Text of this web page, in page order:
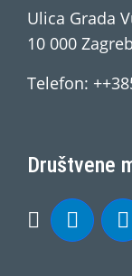
Ulica Grada
10 000 Zagreb
Telefon:
Društvene